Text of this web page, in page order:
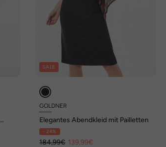
SALE
GOLDNER
Elegantes Abendkleid mit Pailletten
- 24%
184,99€ 139,99€